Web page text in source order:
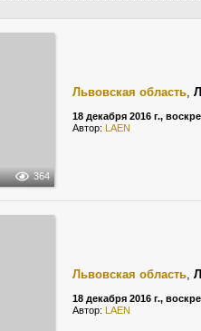
364
Львовская область,
18 декабря 2016 г.,
Автор: LAEN
Львовская область,
18 декабря 2016 г.,
Автор: LAEN